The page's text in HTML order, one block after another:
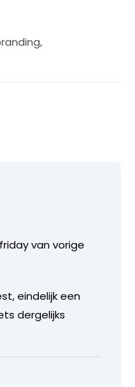
,
van vorige
eindelijk een
dergelijks